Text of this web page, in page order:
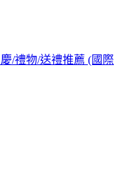
/禮物/送禮推薦 (國際